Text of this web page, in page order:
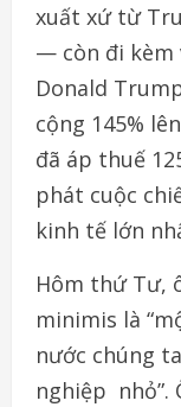
xuất xứ từ
— còn đi kèm
Donald
cộng 145%
đã áp thuế
phát cuộc
kinh tế lớn
Hôm thứ Tư,
minimis là “
nước chúng
nghiệp nhỏ”.